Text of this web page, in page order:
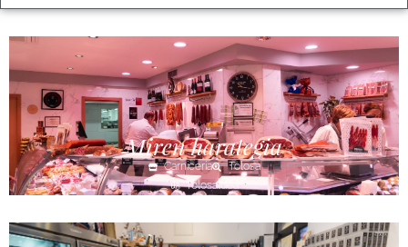
Miren harategia
Carnicería
Tolosa
Tolosaldea